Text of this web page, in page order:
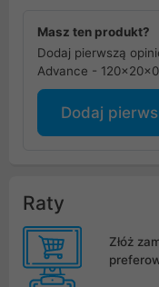
Masz ten produkt?
Dodaj pierwszą
Advance -
Dodaj
Raty
Złóż